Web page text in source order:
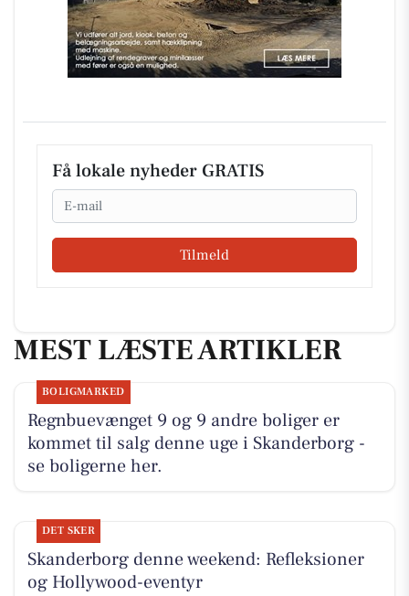
Få lokale nyheder GRATIS
Email
Tilmeld
MEST LÆSTE ARTIKLER
BOLIGMARKED
Regnbuevænget 9 og 9 andre boliger er
kommet til salg denne uge i Skanderborg -
se boligerne her.
DET SKER
Skanderborg denne weekend: Refleksioner
og Hollywood-eventyr